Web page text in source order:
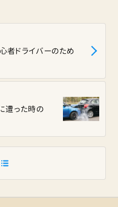
遭った時の
者ドライバーのため